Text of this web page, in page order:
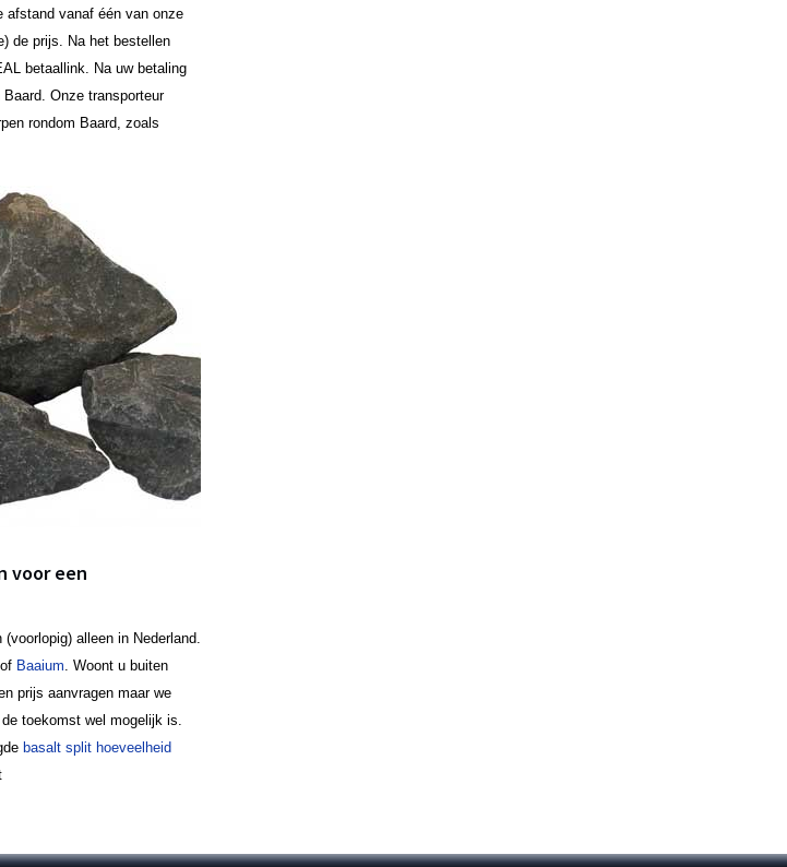
afstand vanaf één van onze
de prijs. Na het bestellen
betaallink. Na uw betaling
Onze transporteur
rondom Baard, zoals
voor een
alleen in Nederland.
of Baaium. Woont u buiten
prijs aanvragen maar we
toekomst wel mogelijk is.
basalt split hoeveelheid